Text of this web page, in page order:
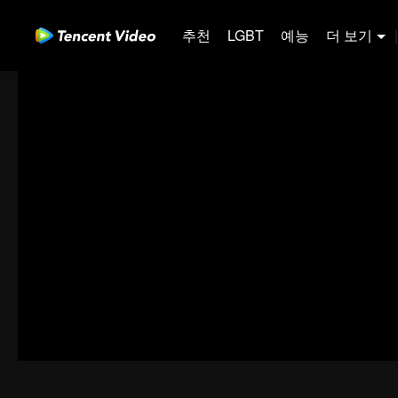
추천 LGBT 예능 더 보기 |